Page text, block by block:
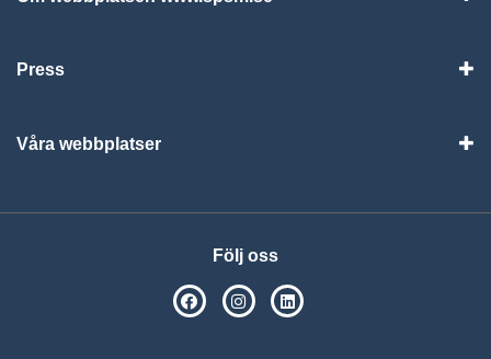
Press
Våra webbplatser
Följ oss
SPSM på Facebook
SPSM på Instagram